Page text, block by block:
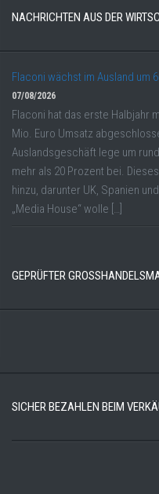
NACHRICHTEN AUS DER
Flaconi wächst im Ausland um
07/08/2026
Flaconi hat das erste Halbjahr
Mio. Euro Umsatz
Auslandsgeschäft lege um
mehr als 20 Prozent bei.
hinzu, darunter UK, Spanien
„Media House“ wolle […]
GEPRÜFTER
SICHER BEZAHLEN BEIM